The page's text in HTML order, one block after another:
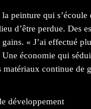
peinture qui
d’être perdue. Des
« J’ai effectué
économie qui
continue de
développement